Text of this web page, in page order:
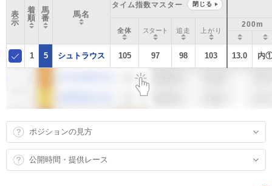
表
示
着
順
馬
番
馬名
タイム指数マスター 閉じる
全体 スタート 追走 上がり
200m
1 5 シュトラウス 105 97 98 103 13.0 内
ポジションの見方
公開時間・提供レース